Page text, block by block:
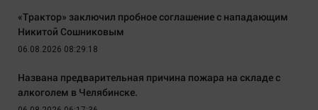
«Трактор» заключил пробное соглашение с нападающим
Никитой Сошниковым
06.08.2026 08:29:18
Названа предварительная причина пожара на складе с
алкоголем в Челябинске.